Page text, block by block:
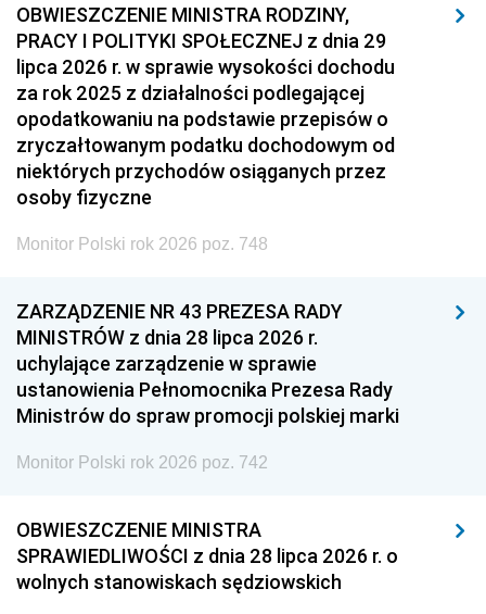
OBWIESZCZENIE MINISTRA RODZINY,
PRACY I POLITYKI SPOŁECZNEJ z dnia 29
lipca 2026 r. w sprawie wysokości dochodu
za rok 2025 z działalności podlegającej
opodatkowaniu na podstawie przepisów o
zryczałtowanym podatku dochodowym od
niektórych przychodów osiąganych przez
osoby fizyczne
Monitor Polski rok 2026 poz. 748
ZARZĄDZENIE NR 43 PREZESA RADY
MINISTRÓW z dnia 28 lipca 2026 r.
uchylające zarządzenie w sprawie
ustanowienia Pełnomocnika Prezesa Rady
Ministrów do spraw promocji polskiej marki
Monitor Polski rok 2026 poz. 742
OBWIESZCZENIE MINISTRA
SPRAWIEDLIWOŚCI z dnia 28 lipca 2026 r. o
wolnych stanowiskach sędziowskich